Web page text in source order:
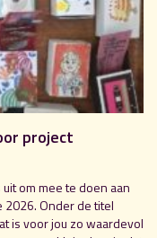
project
om mee te doen aan
Onder de titel
is voor jou zo waardevol